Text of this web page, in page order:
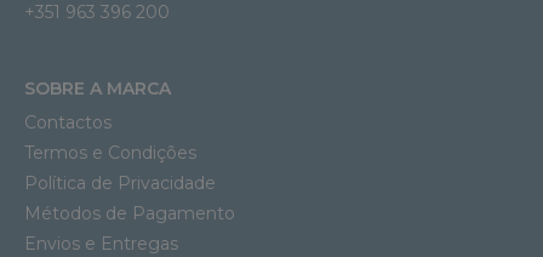
+351 963 396 200
SOBRE A MARCA
Contactos
Termos e Condições
Política de Privacidade
Métodos de Pagamento
Envios e Entregas